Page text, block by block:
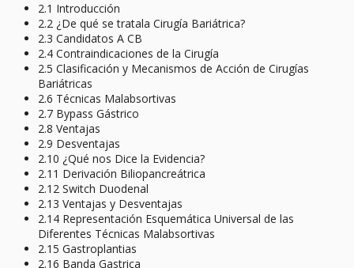
2.1 Introducción
2.2 ¿De qué se tratala Cirugía Bariátrica?
2.3 Candidatos A CB
2.4 Contraindicaciones de la Cirugía
2.5 Clasificación y Mecanismos de Acción de Cirugías
Bariátricas
2.6 Técnicas Malabsortivas
2.7 Bypass Gástrico
2.8 Ventajas
2.9 Desventajas
2.10 ¿Qué nos Dice la Evidencia?
2.11 Derivación Biliopancreátrica
2.12 Switch Duodenal
2.13 Ventajas y Desventajas
2.14 Representación Esquemática Universal de las
Diferentes Técnicas Malabsortivas
2.15 Gastroplantias
2.16 Banda Gastrica